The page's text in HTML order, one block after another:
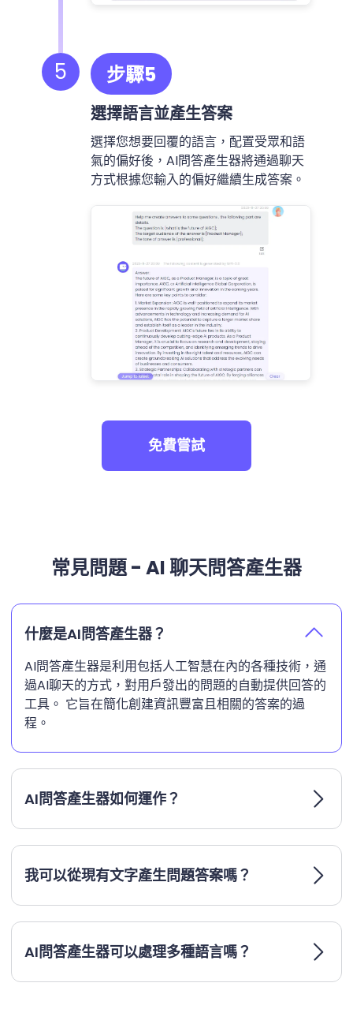
5 步驟5
選擇語言並產生答案
選擇您想要回覆的語言，配置受眾和語
氣的偏好後，AI問答產生器將通過聊天
方式根據您輸入的偏好繼續生成答案。
免費嘗試
常見問題 - AI 聊天問答產生器
什麼是AI問答產生器？
AI問答產生器是利用包括人工智慧在內的各種技術，通
過AI聊天的方式，對用戶發出的問題的自動提供回答的
工具。 它旨在簡化創建資訊豐富且相關的答案的過
程。
AI問答產生器如何運作？
我可以從現有文字產生問題答案嗎？
AI問答產生器可以處理多種語言嗎？